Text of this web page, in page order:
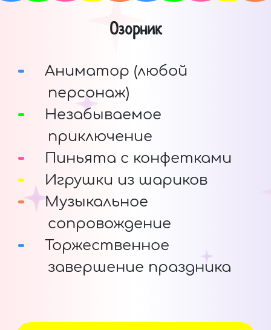
Озорник
Аниматор (любой
персонаж)
Незабываемое
приключение
Пиньята с конфетками
Игрушки из шариков
Музыкальное
сопровождение
Торжественное
завершение праздника